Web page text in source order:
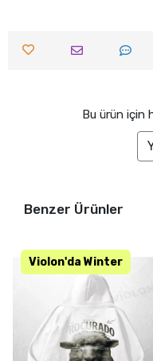
Bu ürün için
Benzer Ürünler